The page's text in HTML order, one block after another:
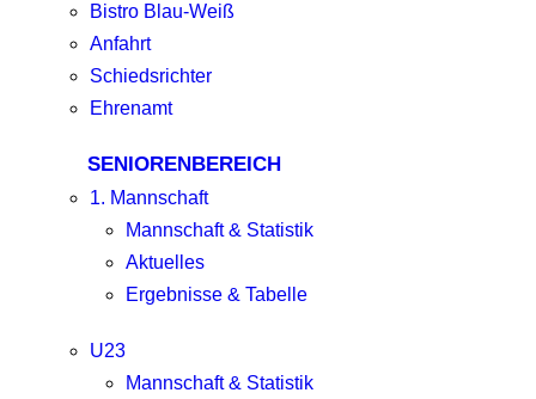
Bistro Blau-Weiß
Anfahrt
Schiedsrichter
Ehrenamt
SENIORENBEREICH
1. Mannschaft
Mannschaft & Statistik
Aktuelles
Ergebnisse & Tabelle
U23
Mannschaft & Statistik